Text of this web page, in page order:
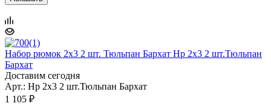
Набор рюмок 2х3 2 шт. Тюльпан Бархат Нр 2х3 2 шт.Тюльпан
Бархат
Доставим сегодня
Арт.: Нр 2х3 2 шт.Тюльпан Бархат
1 105 ₽